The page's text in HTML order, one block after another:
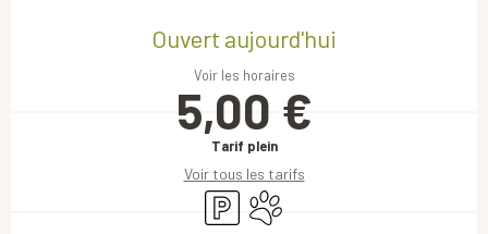
Ouvert aujourd'hui
Voir les horaires
5,00 €
Tarif plein
Voir tous les tarifs
ParkingAnimaux acceptés